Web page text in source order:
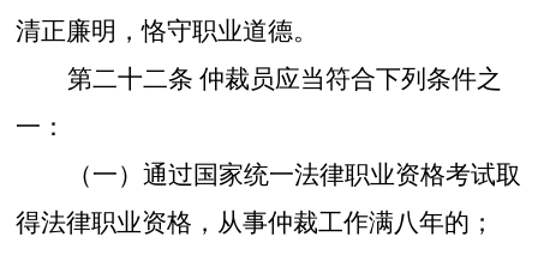
清正廉明，恪守职业道德。
第二十二条 仲裁员应当符合下列条件之
一：
（一）通过国家统一法律职业资格考试取
得法律职业资格，从事仲裁工作满八年的；